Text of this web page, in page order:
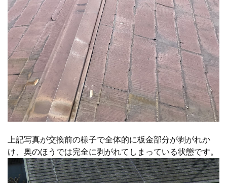
上記写真が交換前の様子で全体的に板金部分が剥がれか
け、奥のほうでは完全に剥がれてしまっている状態です。